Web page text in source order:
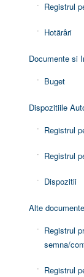
Registrul
Hotărâri
Documente si
Buget
Dispozitiile
Registrul
Registrul
Dispozitii
Alte documente
Registrul
semna/
Registrul